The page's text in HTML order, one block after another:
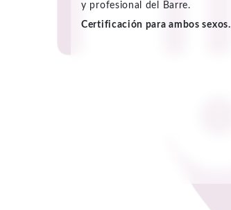
y profesional del Barre.
Certificación para ambos sexos.